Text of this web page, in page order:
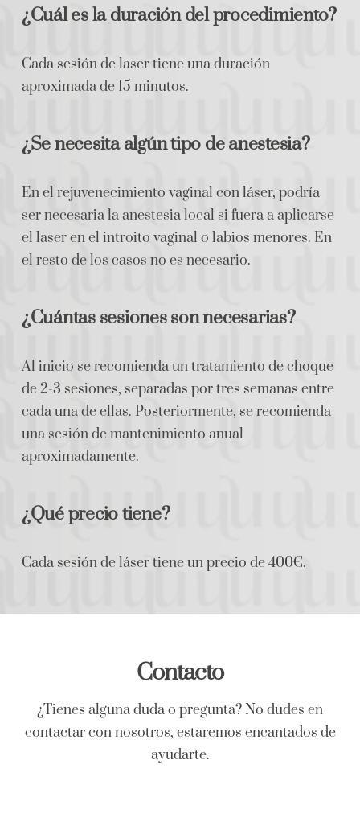
¿Cuál es la duración del procedimiento?
Cada sesión de laser tiene una duración
aproximada de 15 minutos.
¿Se necesita algún tipo de anestesia?
En el rejuvenecimiento vaginal con láser, podría
ser necesaria la anestesia local si fuera a aplicarse
el laser en el introito vaginal o labios menores. En
el resto de los casos no es necesario.
¿Cuántas sesiones son necesarias?
Al inicio se recomienda un tratamiento de choque
de 2-3 sesiones, separadas por tres semanas entre
cada una de ellas. Posteriormente, se recomienda
una sesión de mantenimiento anual
aproximadamente.
¿Qué precio tiene?
Cada sesión de láser tiene un precio de 400€.
Contacto
¿Tienes alguna duda o pregunta? No dudes en
contactar con nosotros, estaremos encantados de
ayudarte.